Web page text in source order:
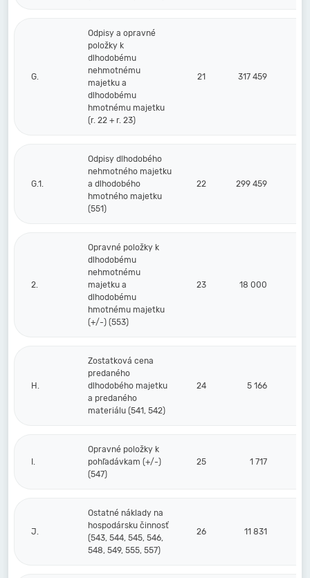
G.
Odpisy a opravné
položky k
dlhodobému
nehmotnému
majetku a
dlhodobému
hmotnému majetku
(r. 22 + r. 23)
21 317 459
G.1.
Odpisy dlhodobého
nehmotného majetku
a dlhodobého
hmotného majetku
(551)
22 299 459
2.
Opravné položky k
dlhodobému
nehmotnému
majetku a
dlhodobému
hmotnému majetku
(+/-) (553)
23 18 000
H.
Zostatková cena
predaného
dlhodobého majetku
a predaného
materiálu (541, 542)
24 5 166
I.
Opravné položky k
pohľadávkam (+/-)
(547)
25 1 717
J.
Ostatné náklady na
hospodársku činnosť
(543, 544, 545, 546,
548, 549, 555, 557)
26 11 831